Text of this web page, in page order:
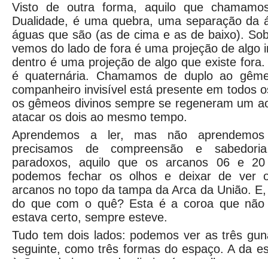
Visto de outra forma, aquilo que
Dualidade, é uma quebra, uma separação da
águas que são (as de cima e as de baixo).
vemos do lado de fora é uma projeção de algo
dentro é uma projeção de algo que existe
é quaternária. Chamamos de duplo ao
companheiro invisível está presente em todos
os gêmeos divinos sempre se regeneram um
atacar os dois ao mesmo tempo.
Aprendemos a ler, mas não
precisamos de compreensão e
paradoxos, aquilo que os arcanos 06 e
podemos fechar os olhos e deixar de ver
arcanos no topo da tampa da Arca da União.
do que com o quê? Esta é a coroa que
estava certo, sempre esteve.
Tudo tem dois lados: podemos ver as três
seguinte, como três formas do espaço. A da